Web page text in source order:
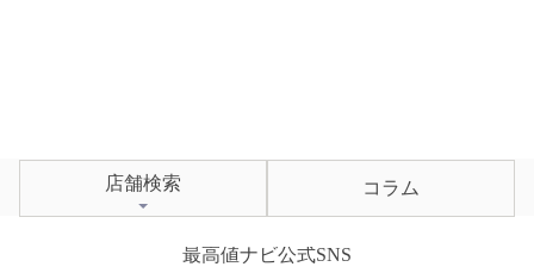
店舗検索 コラム
最高値ナビ公式SNS